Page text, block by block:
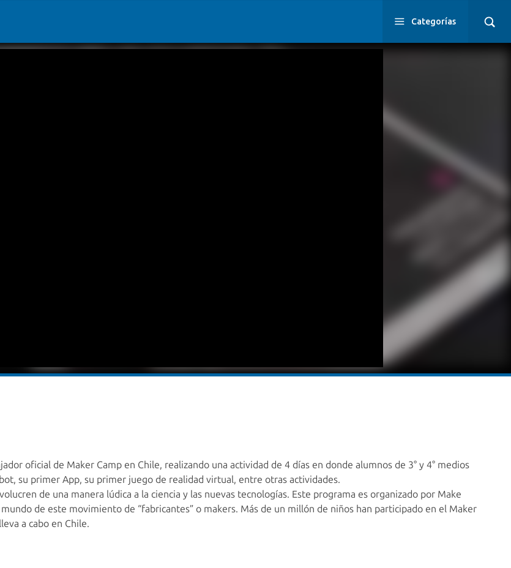
Categorías
oficial de Maker Camp en Chile, realizando una actividad de 4 días en donde alumnos de 3° y 4° medios
su primer App, su primer juego de realidad virtual, entre otras actividades.
de una manera lúdica a la ciencia y las nuevas tecnologías. Este programa es organizado por Make
de este movimiento de “fabricantes” o makers. Más de un millón de niños han participado en el Maker
a cabo en Chile.